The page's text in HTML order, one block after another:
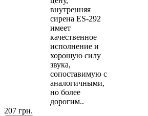
внутренняя
сирена ES-292
имеет
качественное
исполнение и
хорошую силу
звука,
сопоставимую с
аналогичными,
но более
дорогим..
207 грн.